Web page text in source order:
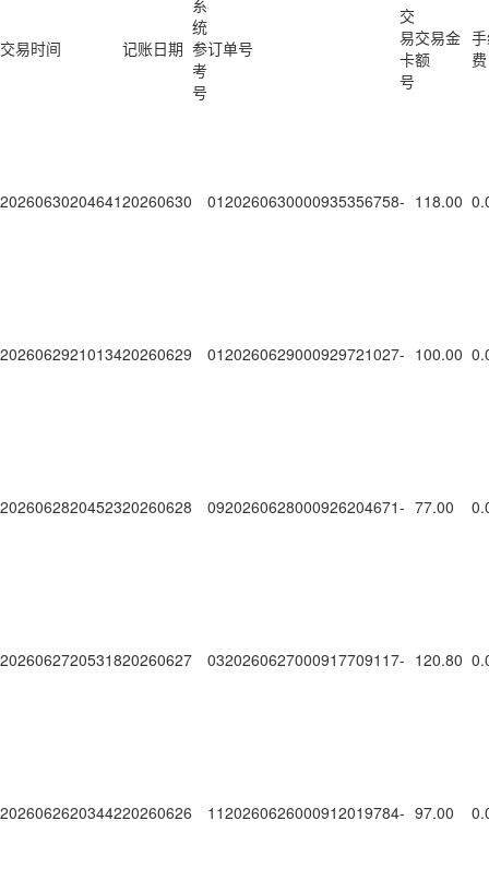
交易时间 记账日期
系
统
参
考
号
订单号
交
易
卡
号
交易金
额
费
2026063020464120260630 0120260630000935356758- 118.00
2026062921013420260629 0120260629000929721027- 100.00
2026062820452320260628 0920260628000926204671- 77.00
2026062720531820260627 0320260627000917709117- 120.80
2026062620344220260626 1120260626000912019784- 97.00